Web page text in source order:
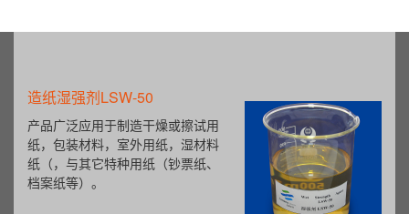
造纸湿强剂LSW-50
产品广泛应用于制造干燥或擦试用
纸，包装材料，室外用纸，湿材料
纸（，与其它特种用纸（钞票纸、
档案纸等）。